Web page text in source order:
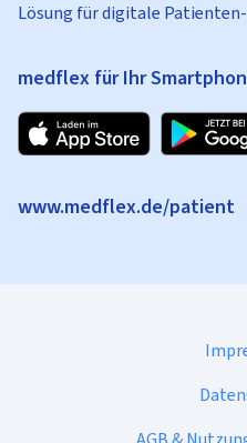
Lösung für digitale
medflex für Ihr
www.medflex.de/patient